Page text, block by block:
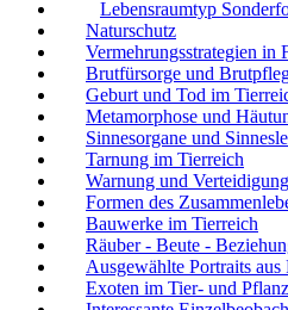
Lebensraumtyp
Naturschutz
Vermehrungsstrategien in
Brutfürsorge und
Geburt und Tod im
Metamorphose und
Sinnesorgane und
Tarnung im Tierreich
Warnung und
Formen des
Bauwerke im Tierreich
Räuber - Beute -
Ausgewählte Portraits aus
Exoten im Tier- und